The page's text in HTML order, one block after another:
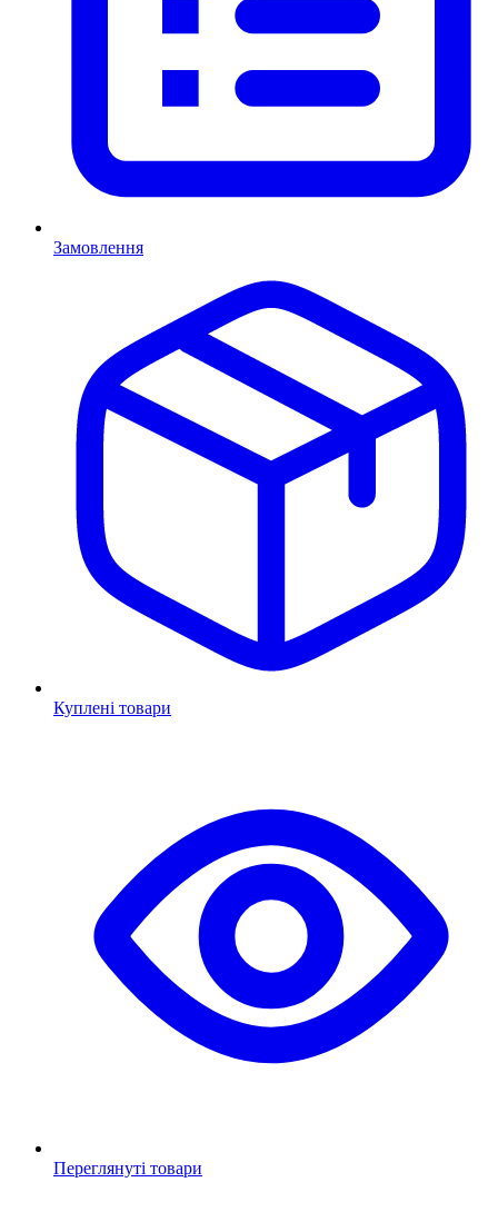
Замовлення
Куплені товари
Переглянуті товари